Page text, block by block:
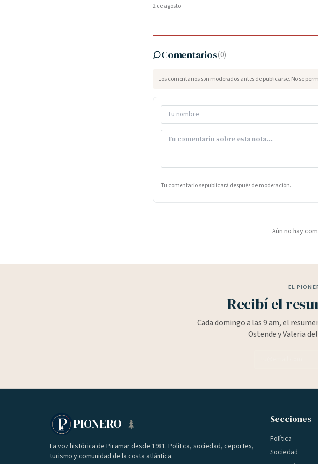
2 de agosto
Comentarios(0)
Los comentarios son moderados antes de publicarse. No se
Tu comentario se publicará después de moderación.
Aún no hay
EL
Recibí el
Cada domingo a las 9 am, el
Ostende y Valeria
PIONERO
La voz histórica de Pinamar desde 1981. Política, sociedad, deportes,
turismo y comunidad de la costa atlántica.
Secciones
Política
Sociedad